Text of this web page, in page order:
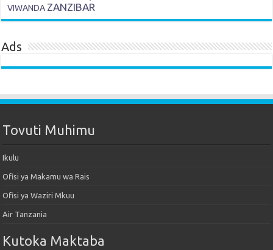
VIWANDA ZANZIBAR
Ads
Tovuti Muhimu
Ikulu
Ofisi ya Makamu wa Rais
Ofisi ya Waziri Mkuu
Air Tanzania
Kutoka Maktaba